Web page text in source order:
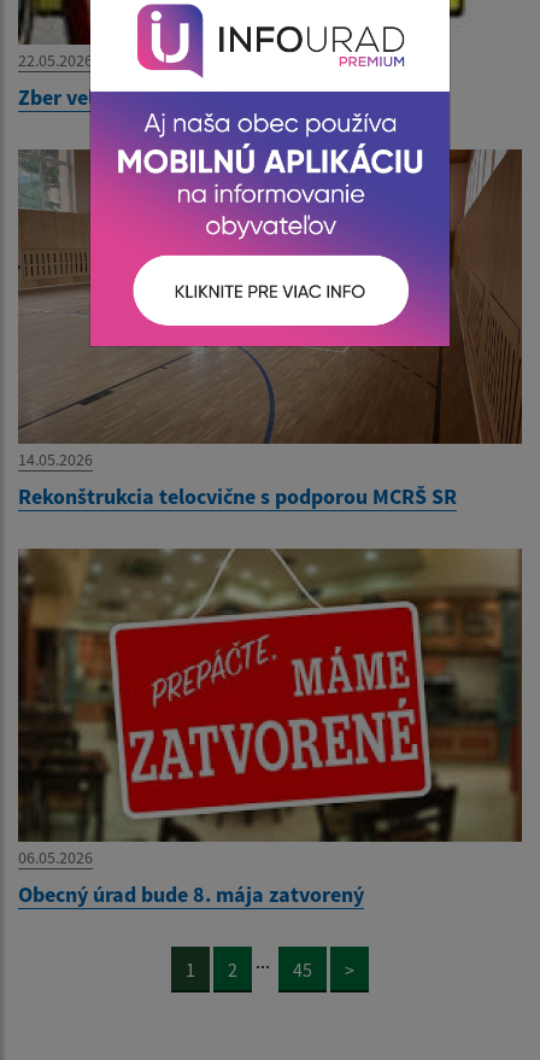
22.05.2026
Zber veľkoobjemového odpadu od 27.5.2026
14.05.2026
Rekonštrukcia telocvične s podporou MCRŠ SR
06.05.2026
Obecný úrad bude 8. mája zatvorený
1 2 ... 45 >